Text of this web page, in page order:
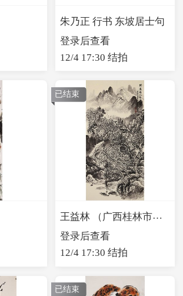
朱乃正 行书 东坡居士句
登录后查看
12/4 17:30 结拍
已结束
王益林 （广西桂林市美术家协会会员）山水
登录后查看
12/4 17:30 结拍
已结束